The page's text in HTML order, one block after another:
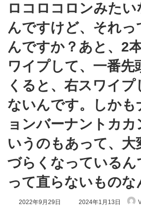
ロコロコロンみたい
んですけど、それっ
んですか？あと、2
ワイプして、一番先
くると、右スワイ
ないんです。しかも
ョンバーナントカカ
いうのもあって、大
づらくなっているん
って直らないものな
2022年9月29日
最
2024年1月13日